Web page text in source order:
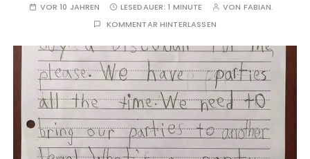
VOR 10 JAHREN LESEDAUER:1 MINUTE VON FABIAN.
KOMMENTAR HINTERLASSEN